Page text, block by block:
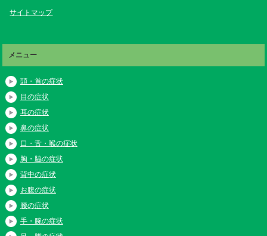
サイトマップ
メニュー
頭・首の症状
目の症状
耳の症状
鼻の症状
口・舌・喉の症状
胸・脇の症状
背中の症状
お腹の症状
腰の症状
手・腕の症状